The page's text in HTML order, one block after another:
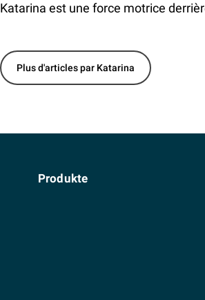
Katarina est une force motrice
Plus d'articles par Katarina
Produkte